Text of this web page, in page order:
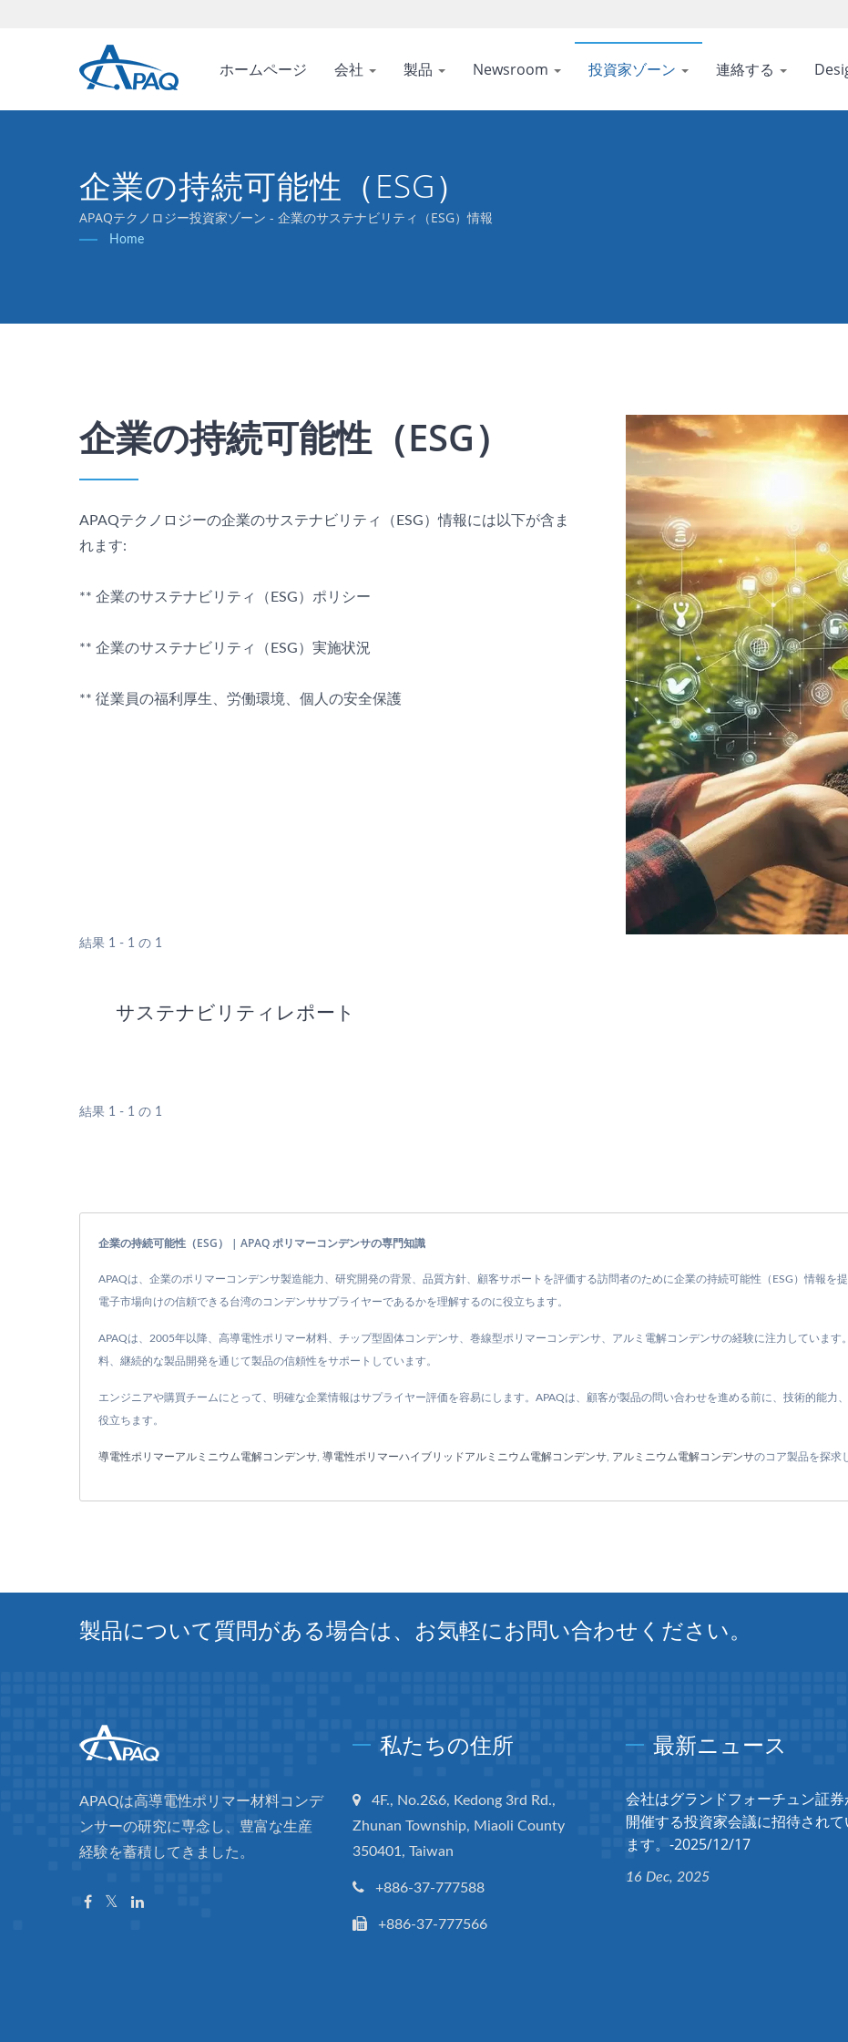
ホームページ 会社 製品 Newsroom 投資家ゾーン 連絡する
企業の持続可能性（ESG）
APAQテクノロジー投資家ゾーン - 企業のサステナビリティ（ESG）情報
Home
企業の持続可能性（ESG）
APAQテクノロジーの企業のサステナビリティ（ESG）情報には以下が含ま
れます:
** 企業のサステナビリティ（ESG）ポリシー
** 企業のサステナビリティ（ESG）実施状況
** 従業員の福利厚生、労働環境、個人の安全保護
結果 1 - 1 の 1
サステナビリティレポート
結果 1 - 1 の 1
企業の持続可能性（ESG） | APAQ ポリマーコンデンサの専門知識
APAQは、企業のポリマーコンデンサ製造能力、研究開発の背景、品質方針、顧客サポートを評価する訪問者のために企業の持続可能性（ESG）情報を
電子市場向けの信頼できる台湾のコンデンササプライヤーであるかを理解するのに役立ちます。
APAQは、2005年以降、高導電性ポリマー材料、チップ型固体コンデンサ、巻線型ポリマーコンデンサ、アルミ電解コンデンサの経験に注力していま
料、継続的な製品開発を通じて製品の信頼性をサポートしています。
エンジニアや購買チームにとって、明確な企業情報はサプライヤー評価を容易にします。APAQは、顧客が製品の問い合わせを進める前に、技術的能力
役立ちます。
導電性ポリマーアルミニウム電解コンデンサ 導電性ポリマーハイブリッドアルミニウム電解コンデンサ アルミニウム電解コンデンサのコア製品を探求
製品について質問がある場合は、お気軽にお問い合わせください。
APAQは高導電性ポリマー材料コンデ
ンサーの研究に専念し、豊富な生産
経験を蓄積してきました。
私たちの住所
4F., No.2&6, Kedong 3rd Rd.,
Zhunan Township, Miaoli County
350401, Taiwan
+886-37-777588
+886-37-777566
最新ニュース
会社はグランドフォーチュン証券
開催する投資家会議に招待されて
ます。-2025/12/17
16 Dec, 2025